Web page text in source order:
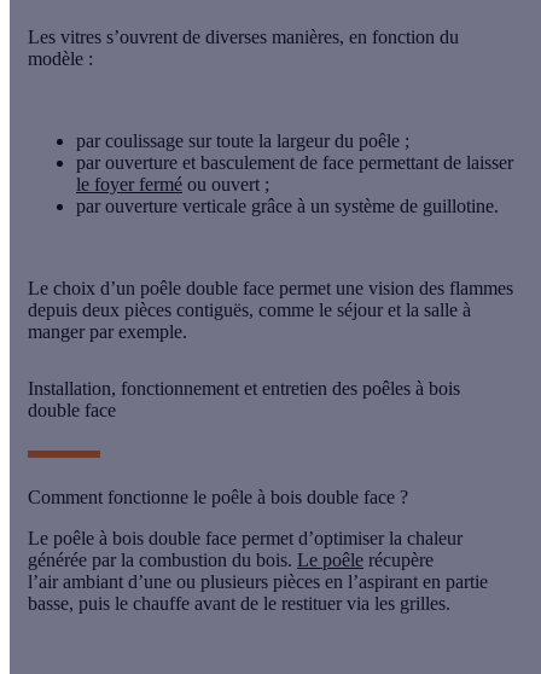
Les vitres s’ouvrent de diverses manières, en fonction du
modèle :
par coulissage sur toute la largeur du poêle ;
par ouverture et basculement de face permettant de laisser
le foyer fermé ou ouvert ;
par ouverture verticale grâce à un système de guillotine.
Le choix d’un poêle double face permet une vision des flammes
depuis deux pièces contiguës, comme le séjour et la salle à
manger par exemple.
Installation, fonctionnement et entretien des poêles à bois
double face
Comment fonctionne le poêle à bois double face ?
Le poêle à bois double face permet d’optimiser la chaleur
générée par la combustion du bois. Le poêle récupère
l’air ambiant d’une ou plusieurs pièces en l’aspirant en partie
basse, puis le chauffe avant de le restituer via les grilles.